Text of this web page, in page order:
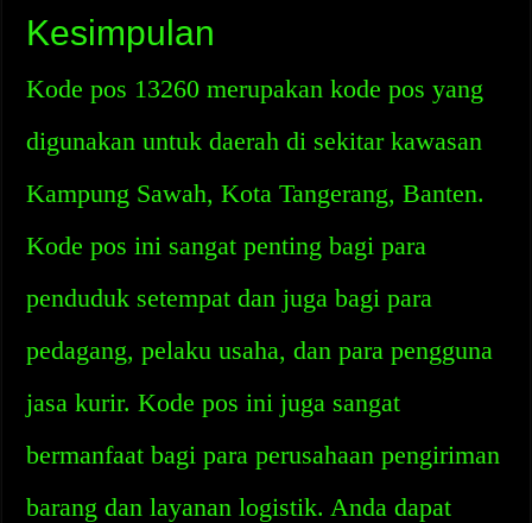
Kesimpulan
Kode pos 13260 merupakan kode pos yang
digunakan untuk daerah di sekitar kawasan
Kampung Sawah, Kota Tangerang, Banten.
Kode pos ini sangat penting bagi para
penduduk setempat dan juga bagi para
pedagang, pelaku usaha, dan para pengguna
jasa kurir. Kode pos ini juga sangat
bermanfaat bagi para perusahaan pengiriman
barang dan layanan logistik. Anda dapat